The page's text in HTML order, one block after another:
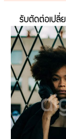
ภาพ
ใบหน้า
คน
และ
ตัด
ต่อ
ทั้ง
ตัว
ตัด
ต่อ